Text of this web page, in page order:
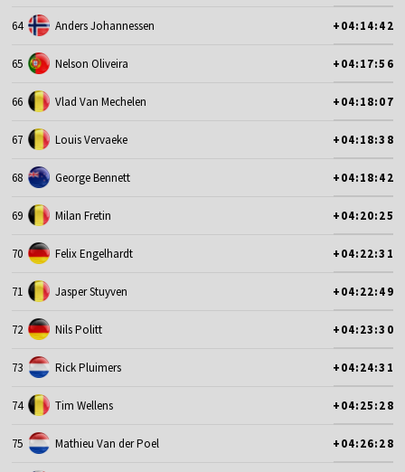
64 Anders Johannessen +04:14:42
65 Nelson Oliveira +04:17:56
66 Vlad Van Mechelen +04:18:07
67 Louis Vervaeke +04:18:38
68 George Bennett +04:18:42
69 Milan Fretin +04:20:25
70 Felix Engelhardt +04:22:31
71 Jasper Stuyven +04:22:49
72 Nils Politt +04:23:30
73 Rick Pluimers +04:24:31
74 Tim Wellens +04:25:28
75 Mathieu Van der Poel +04:26:28